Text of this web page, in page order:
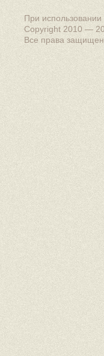
При
Copyright 2010 —
Все права